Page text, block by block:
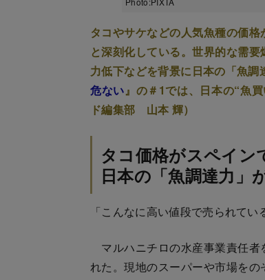
タコやサケなどの人気魚種の価
と深刻化している。世界的な需
力低下などを背景に日本の「魚
危ない』の＃1では、日本の“魚
ド編集部 山本 輝）
タコ価格がスペイン
日本の「魚調達力」
「こんなに高い値段で売られて
マルハニチロの水産事業責任者
れた。現地のスーパーや市場を